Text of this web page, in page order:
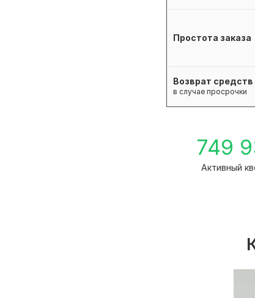
Простота заказа
Возврат средств
в случае просрочки
749
Активный